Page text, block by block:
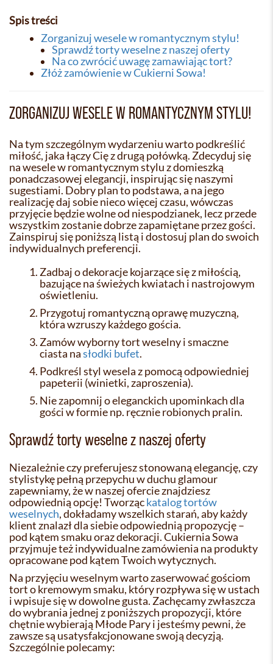
Spis treści
Zorganizuj wesele w romantycznym stylu!
Sprawdź torty weselne z naszej oferty
Na co zwrócić uwagę zamawiając tort?
Złóż zamówienie w Cukierni Sowa!
ZORGANIZUJ WESELE W ROMANTYCZNYM STYLU!
Na tym szczególnym wydarzeniu warto podkreślić
miłość, jaka łączy Cię z drugą połówką. Zdecyduj się
na wesele w romantycznym stylu z domieszką
ponadczasowej elegancji, inspirując się naszymi
sugestiami. Dobry plan to podstawa, a na jego
realizację daj sobie nieco więcej czasu, wówczas
przyjęcie będzie wolne od niespodzianek, lecz przede
wszystkim zostanie dobrze zapamiętane przez gości.
Zainspiruj się poniższą listą i dostosuj plan do swoich
indywidualnych preferencji.
Zadbaj o dekoracje kojarzące się z miłością,
bazujące na świeżych kwiatach i nastrojowym
oświetleniu.
Przygotuj romantyczną oprawę muzyczną,
która wzruszy każdego gościa.
Zamów wyborny tort weselny i smaczne
ciasta nasłodki bufet.
Podkreśl styl wesela z pomocą odpowiedniej
papeterii (winietki, zaproszenia).
Nie zapomnij o eleganckich upominkach dla
gości w formie np. ręcznie robionych pralin.
Sprawdź torty weselne z naszej oferty
Niezależnie czy preferujesz stonowaną elegancję, czy
stylistykę pełną przepychu w duchu glamour
zapewniamy, że w naszej ofercie znajdziesz
odpowiednią opcję! Tworząckatalog tortów
weselnych, dokładamy wszelkich starań, aby każdy
klient znalazł dla siebie odpowiednią propozycję –
pod kątem smaku oraz dekoracji. Cukiernia Sowa
przyjmuje też indywidualne zamówienia na produkty
opracowane pod kątem Twoich wytycznych.
Na przyjęciu weselnym warto zaserwować gościom
tort o kremowym smaku, który rozpływa się w ustach
i wpisuje się w dowolne gusta. Zachęcamy zwłaszcza
do wybrania jednej z poniższych propozycji, które
chętnie wybierają Młode Pary i jesteśmy pewni, że
zawsze są usatysfakcjonowane swoją decyzją.
Szczególnie polecamy: